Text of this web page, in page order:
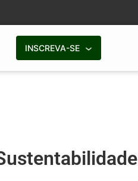
INSCREVA-SE